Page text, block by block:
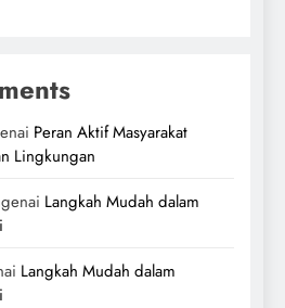
Peran Aktif Masyarakat
Lingkungan
Langkah Mudah dalam
Langkah Mudah dalam